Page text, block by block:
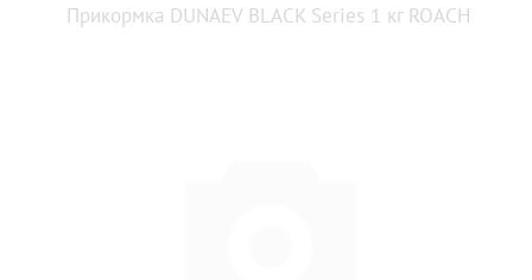
Прикормка DUNAEV BLACK Series 1 кг ROАCH